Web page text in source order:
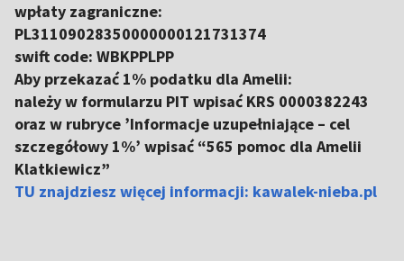
wpłaty zagraniczne:
PL31109028350000000121731374
swift code: WBKPPLPP
Aby przekazać 1% podatku dla Amelii:
należy w formularzu PIT wpisać KRS 0000382243
oraz w rubryce ’Informacje uzupełniające – cel
szczegółowy 1%’ wpisać “565 pomoc dla Amelii
Klatkiewicz”
TU znajdziesz więcej informacji: kawalek-nieba.pl